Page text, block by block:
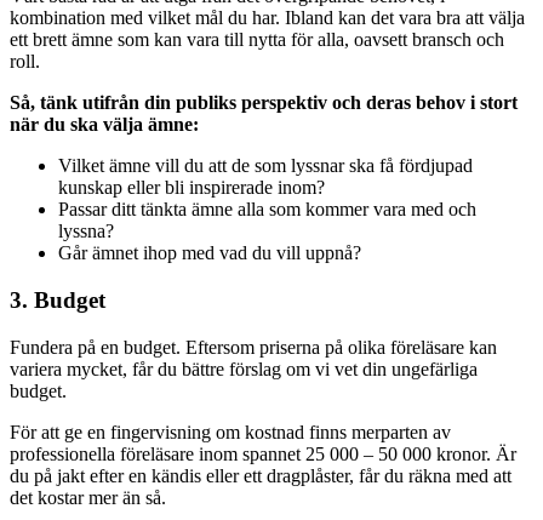
kombination med vilket mål du har. Ibland kan det vara bra att välja
ett brett ämne som kan vara till nytta för alla, oavsett bransch och
roll.
Så, tänk utifrån din publiks perspektiv och deras behov i stort
när du ska välja ämne:
Vilket ämne vill du att de som lyssnar ska få fördjupad
kunskap eller bli inspirerade inom?
Passar ditt tänkta ämne alla som kommer vara med och
lyssna?
Går ämnet ihop med vad du vill uppnå?
3. Budget
Fundera på en budget. Eftersom priserna på olika föreläsare kan
variera mycket, får du bättre förslag om vi vet din ungefärliga
budget.
För att ge en fingervisning om kostnad finns merparten av
professionella föreläsare inom spannet 25 000 – 50 000 kronor. Är
du på jakt efter en kändis eller ett dragplåster, får du räkna med att
det kostar mer än så.